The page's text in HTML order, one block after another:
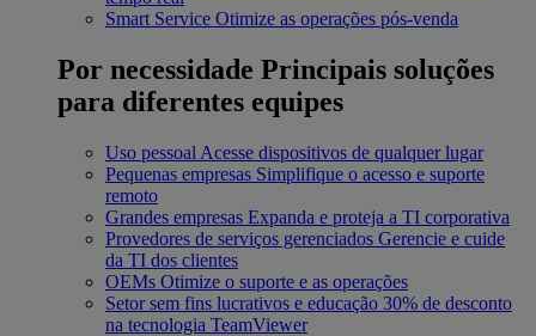
Smart Service Otimize as operações pós-venda
Por necessidade Principais soluções
para diferentes equipes
Uso pessoal Acesse dispositivos de qualquer lugar
Pequenas empresas Simplifique o acesso e suporte
remoto
Grandes empresas Expanda e proteja a TI corporativa
Provedores de serviços gerenciados Gerencie e cuide
da TI dos clientes
OEMs Otimize o suporte e as operações
Setor sem fins lucrativos e educação 30% de desconto
na tecnologia TeamViewer